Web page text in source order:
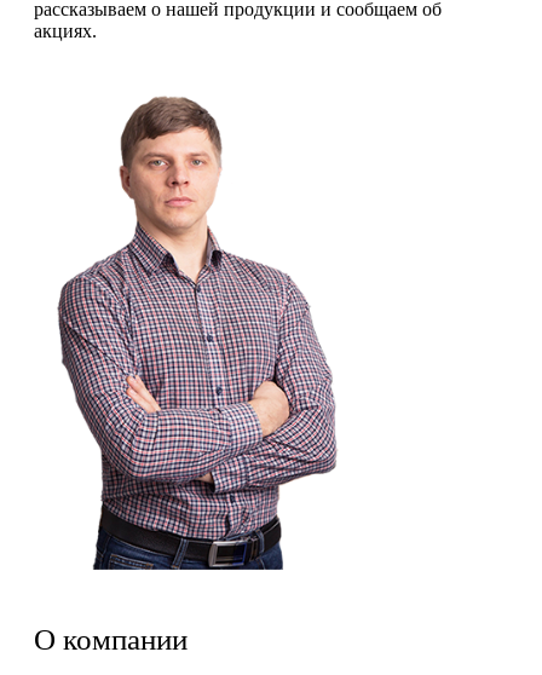
рассказываем о нашей продукции и сообщаем об
акциях.
О компании